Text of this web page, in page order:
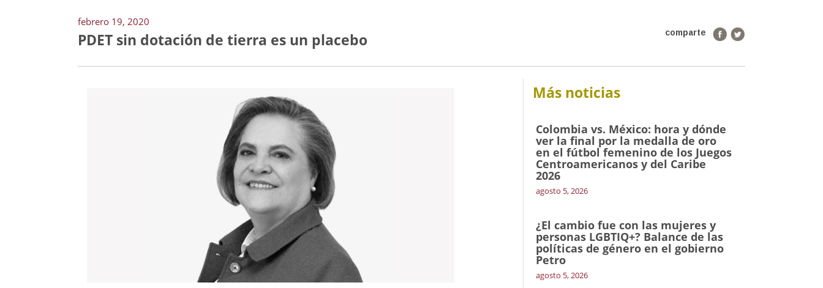
febrero 19, 2020
comparte
PDET sin dotación de tierra es un placebo
Más noticias
Colombia vs. México: hora y dónde
ver la final por la medalla de oro
en el fútbol femenino de los Juegos
Centroamericanos y del Caribe
2026
agosto 5, 2026
¿El cambio fue con las mujeres y
personas LGBTIQ+? Balance de las
políticas de género en el gobierno
Petro
agosto 5, 2026